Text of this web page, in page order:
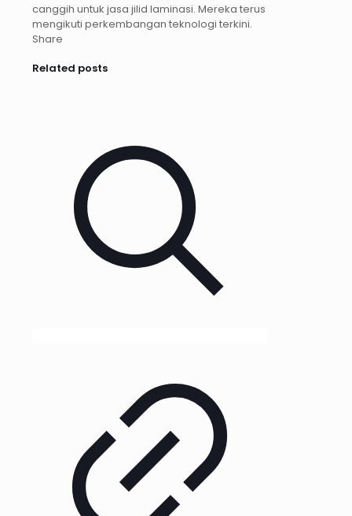
canggih untuk jasa jilid laminasi. Mereka terus
mengikuti perkembangan teknologi terkini.
Share
Related posts